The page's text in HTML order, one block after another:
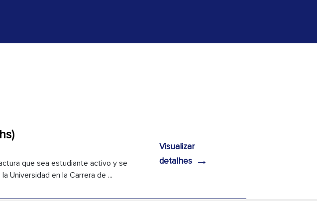
que sea estudiante activo y se
Universidad en la Carrera de ...
Visualizar
detalhes →